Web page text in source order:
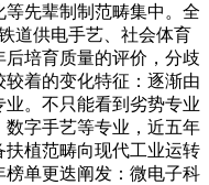
先辈制制范畴集中。全
道供电手艺、社会体育
后培育质量的评价，分歧
着的变化特征：逐渐由
。不只能看到劣势专业
字手艺等专业，近五年
植范畴向现代工业运转
单更迭阐发：微电子科